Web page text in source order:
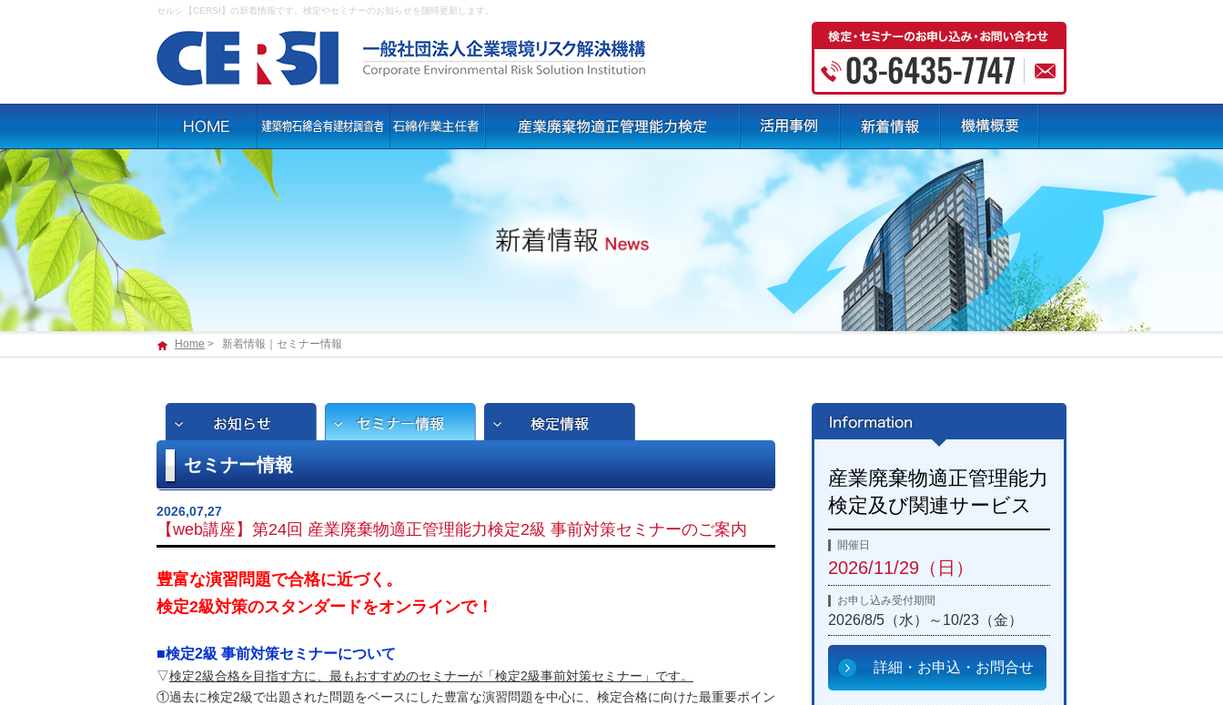
セルシ【CERSI】の新着情報です。検定やセミナーのお知らせを随時更新します。
Home > 新着情報｜セミナー情報
セミナー情報
2026,07,27
【web講座】第24回 産業廃棄物適正管理能力検定2級 事前対策セミナーのご案内
豊富な演習問題で合格に近づく。
検定2級対策のスタンダードをオンラインで！
■検定2級 事前対策セミナーについて
▽検定2級合格を目指す方に、最もおすすめのセミナーが「検定2級事前対策セミナー」です。
①過去に検定2級で出題された問題をベースにした豊富な演習問題を中心に、検定合格に向けた最重要ポイン
産業廃棄物適正管理能力
検定及び関連サービス
開催日
2026/11/29（日）
お申し込み受付期間
2026/8/5（水）～10/23（金）
詳細・お申込・お問合せ